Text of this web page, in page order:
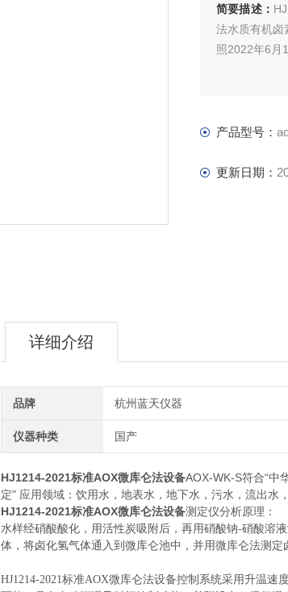
简要描述：
法水质有机卤
照2022年6月
产品型号：
更新日期：
详细介绍
品牌 杭州蓝天仪器
仪器种类 国产
HJ1214-2021标准AOX微库仑法设备AOX-WK-S符合“中
定" 应用领域：饮用水，地表水，地下水，污水，流出水
HJ1214-2021标准AOX微库仑法设备测定仪分析原理：
水样经硝酸酸化，用活性炭吸附后，再用硝酸钠-硝酸溶
体，将卤化氢气体通入到微库仑池中，并用微库仑法测定
HJ1214-2021标准AOX微库仑法设备控制系统采用升温